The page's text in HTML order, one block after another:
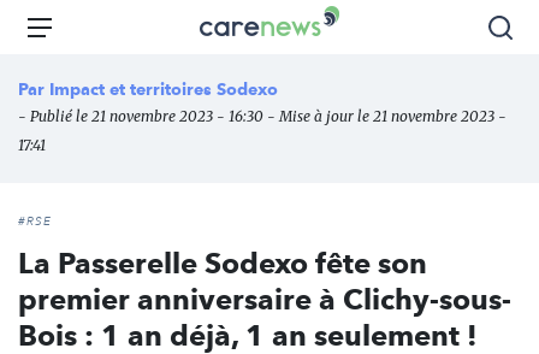
Aller
principal
Carenews,
média
des
Menu
Par Impact et territoires Sodexo
- Publié le 21 novembre 2023 - 16:30 - Mise à jour le 21 novembre 2023 -
17:41
#RSE
La Passerelle Sodexo fête son
premier anniversaire à Clichy-sous-
Bois : 1 an déjà, 1 an seulement !